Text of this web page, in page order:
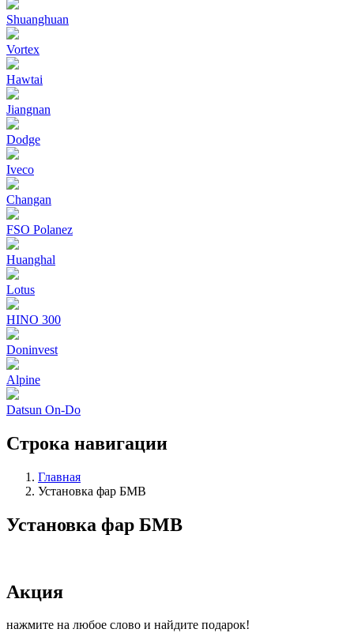
Shuanghuan
Vortex
Hawtai
Jiangnan
Dodge
Iveco
Changan
FSO Polanez
Huanghal
Lotus
HINO 300
Doninvest
Alpine
Datsun On-Do
Строка навигации
Главная
Установка фар БМВ
Установка фар БМВ
Акция
нажмите на любое слово и найдите подарок!